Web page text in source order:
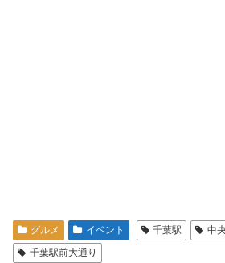
グルメ イベント 千葉駅
中
千葉駅前大通り